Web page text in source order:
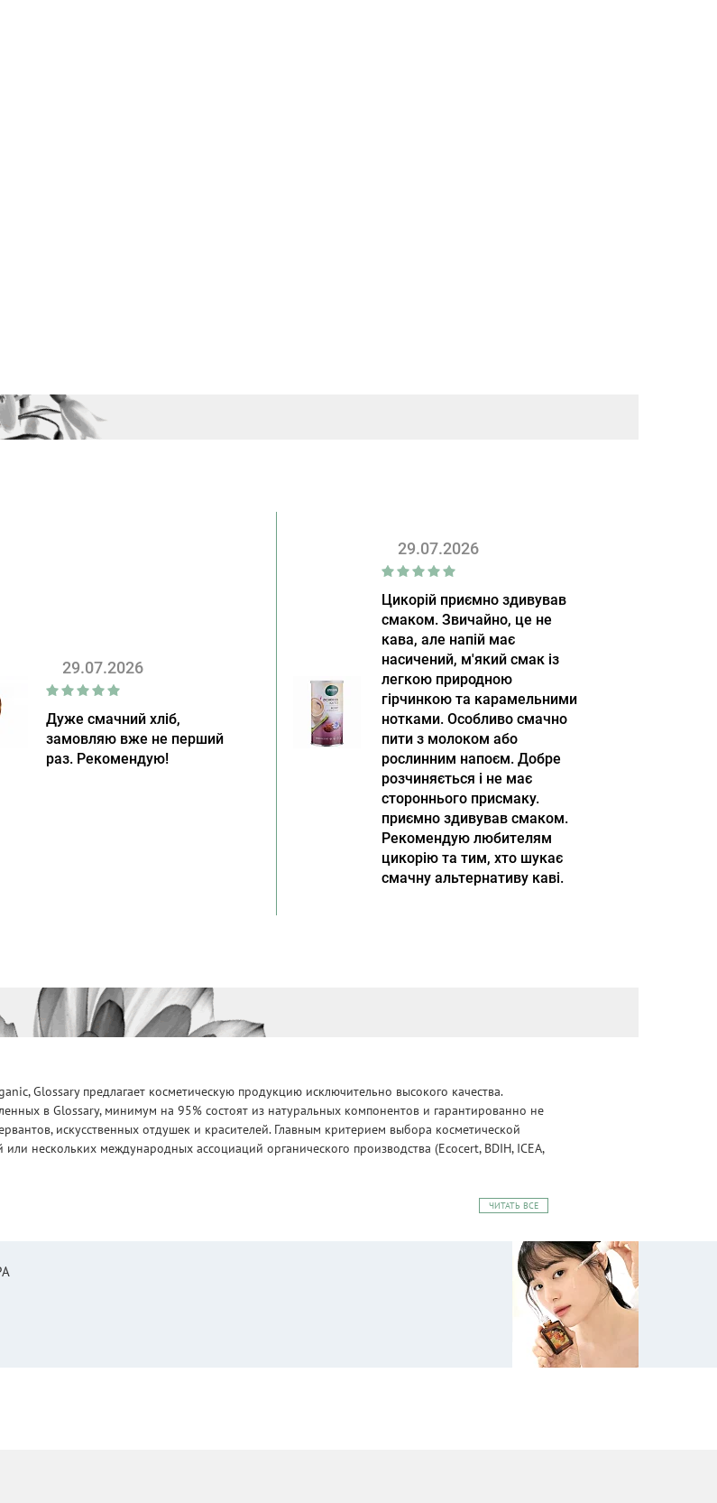
29.07.2026
Дуже смачний хліб,
замовляю вже не перший
раз. Рекомендую!
29.07.2026
Цикорій приємно здивував
смаком. Звичайно, це не
кава, але напій має
насичений, м'який смак із
легкою природною
гірчинкою та карамельними
нотками. Особливо смачно
пити з молоком або
рослинним напоєм. Добре
розчиняється і не має
стороннього присмаку.
приємно здивував смаком.
Рекомендую любителям
цикорію та тим, хто шукає
смачну альтернативу каві.
Glossary предлагает косметическую продукцию исключительно высокого качества.
в Glossary, минимум на 95% состоят из натуральных компонентов и гарантированно не
искусственных отдушек и красителей. Главным критерием выбора косметической
нескольких международных ассоциаций органического производства (Ecocert, BDIH, ICEA,
ЧИТАТЬ ВСЕ